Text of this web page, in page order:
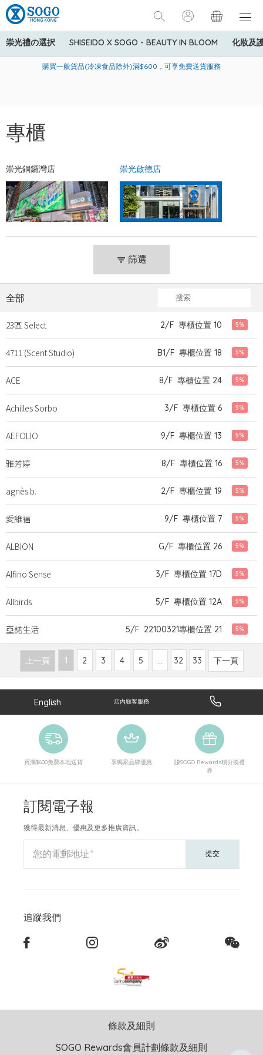
崇光禮の選択 SHISEIDO X SOGO - BEAUTY IN BLOOM 化妝及
美國運通Explorer®信用卡會員購物禮遇：高達5%簽賬回贈！
購買一般貨品(冷凍食品除外)滿$600，可享免費送貨服務
寄送中國內地服務只適用於指定商品，若訂單金額少於HK$600(折
專櫃
崇光銅鑼灣店 崇光啟德店
篩選
全部
23區 Select 2/F 專櫃位置 10 5%
4711 (Scent Studio) B1/F 專櫃位置 18 5%
ACE 8/F 專櫃位置 24 5%
Achilles Sorbo 3/F 專櫃位置 6 5%
AEFOLIO 9/F 專櫃位置 13 5%
雅芳婷 8/F 專櫃位置 16 5%
agnès b. 2/F 專櫃位置 19 5%
愛維褔 9/F 專櫃位置 7 5%
ALBION G/F 專櫃位置 26 5%
Alfino Sense 3/F 專櫃位置 17D 5%
Allbirds 5/F 專櫃位置 12A 5%
亞諾生活 5/F 22100321專櫃位置 21 5%
上一頁 1 2 3 4 5 32 33 下一頁
English 店內顧客服務
買滿$600免費本地送貨 享獨家品牌優惠
賺SOGO Rewards積分換禮
券
訂閱電子報
獲得最新消息、優惠及更多推廣資訊。
您的電郵地址 提交
追蹤我們
條款及細則
SOGO Rewards會員計劃條款及細則